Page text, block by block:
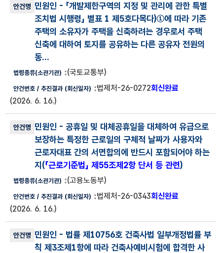
민원인 - 「개발제한구역의 지정 및 관리에 관한 특별
조치법 시행령」 별표 1 제5호다목다)①에 따라 기존
주택의 소유자가 주택을 신축하려는 경우로서 주택
신축에 대하여 토지를 공유하는 다른 공유자 전원의
동...
(국토교통부)
법제처-26-0272회신완료
(2026. 6. 16.)
민원인 - 공휴일 및 대체공휴일을 대체하여 유급으로
보장하는 특정한 근로일의 구체적 날짜가 사용자와
근로자대표 간의 서면합의에 반드시 포함되어야 하는
지(「근로기준법」 제55조제2항 단서 등 관련)
(고용노동부)
법제처-26-0343회신완료
(2026. 6. 16.)
민원인 - 법률 제10756호 건축사법 일부개정법률 부
칙 제3조제1항에 따라 건축사예비시험에 합격한 사